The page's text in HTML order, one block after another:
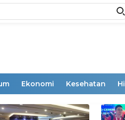
Ekonomi Kesehatan